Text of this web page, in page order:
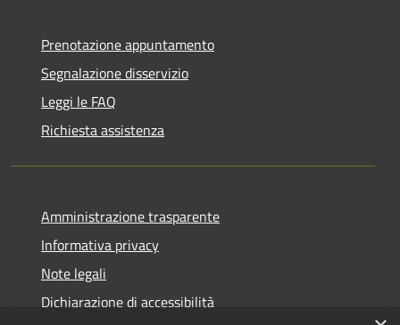
Prenotazione appuntamento
Segnalazione disservizio
Leggi le FAQ
Richiesta assistenza
Amministrazione trasparente
Informativa privacy
Note legali
Dichiarazione di accessibilità